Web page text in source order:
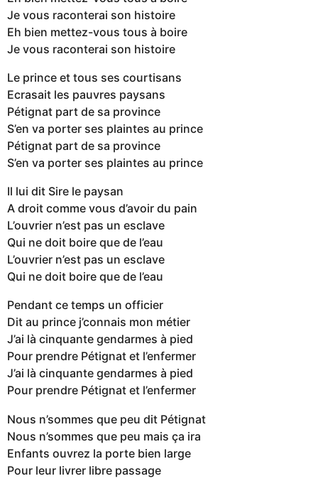
Je vous raconterai son histoire
Eh bien mettez-vous tous à boire
Je vous raconterai son histoire
Le prince et tous ses courtisans
Ecrasait les pauvres paysans
Pétignat part de sa province
S’en va porter ses plaintes au prince
Pétignat part de sa province
S’en va porter ses plaintes au prince
Il lui dit Sire le paysan
A droit comme vous d’avoir du pain
L’ouvrier n’est pas un esclave
Qui ne doit boire que de l’eau
L’ouvrier n’est pas un esclave
Qui ne doit boire que de l’eau
Pendant ce temps un officier
Dit au prince j’connais mon métier
J’ai là cinquante gendarmes à pied
Pour prendre Pétignat et l’enfermer
J’ai là cinquante gendarmes à pied
Pour prendre Pétignat et l’enfermer
Nous n’sommes que peu dit Pétignat
Nous n’sommes que peu mais ça ira
Enfants ouvrez la porte bien large
Pour leur livrer libre passage